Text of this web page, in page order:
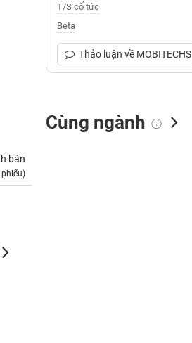
T/S cổ tức
Beta
Thảo luận về MOBITECHS
bán
phiếu)
Cùng ngành